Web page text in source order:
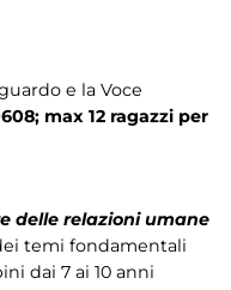
e la Voce
max 12 ragazzi per
delle relazioni umane
temi fondamentali
dai 7 ai 10 anni